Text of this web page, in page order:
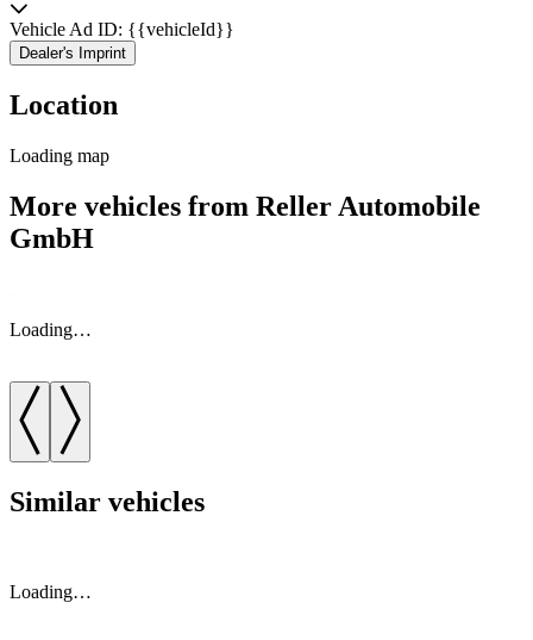
Vehicle Ad ID: {{vehicleId}}
Dealer's Imprint
Location
Loading map
More vehicles from Reller Automobile
GmbH
Loading…
Similar vehicles
Loading…